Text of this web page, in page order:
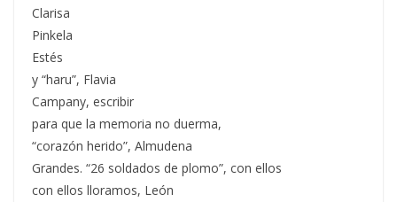
Clarisa
Pinkela
Estés
y “haru”, Flavia
Campany, escribir
para que la memoria no duerma,
“corazón herido”, Almudena
Grandes. “26 soldados de plomo”, con ellos
con ellos lloramos, León